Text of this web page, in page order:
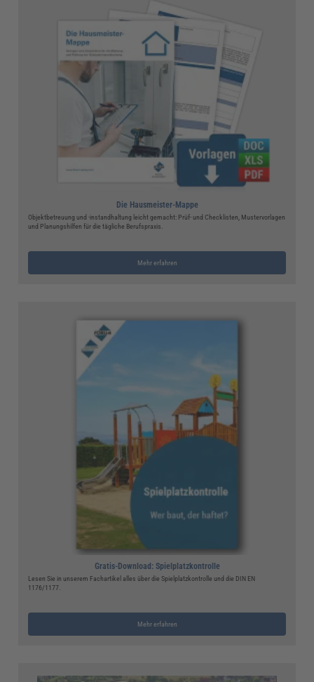
Die Hausmeister-Mappe
Objektbetreuung und -instandhaltung leicht gemacht: Prüf- und Checklisten, Mustervorlagen
und Planungshilfen für die tägliche Berufspraxis.
Mehr erfahren
Gratis-Download: Spielplatzkontrolle
Lesen Sie in unserem Fachartikel alles über die Spielplatzkontrolle und die DIN EN
1176/1177.
Mehr erfahren